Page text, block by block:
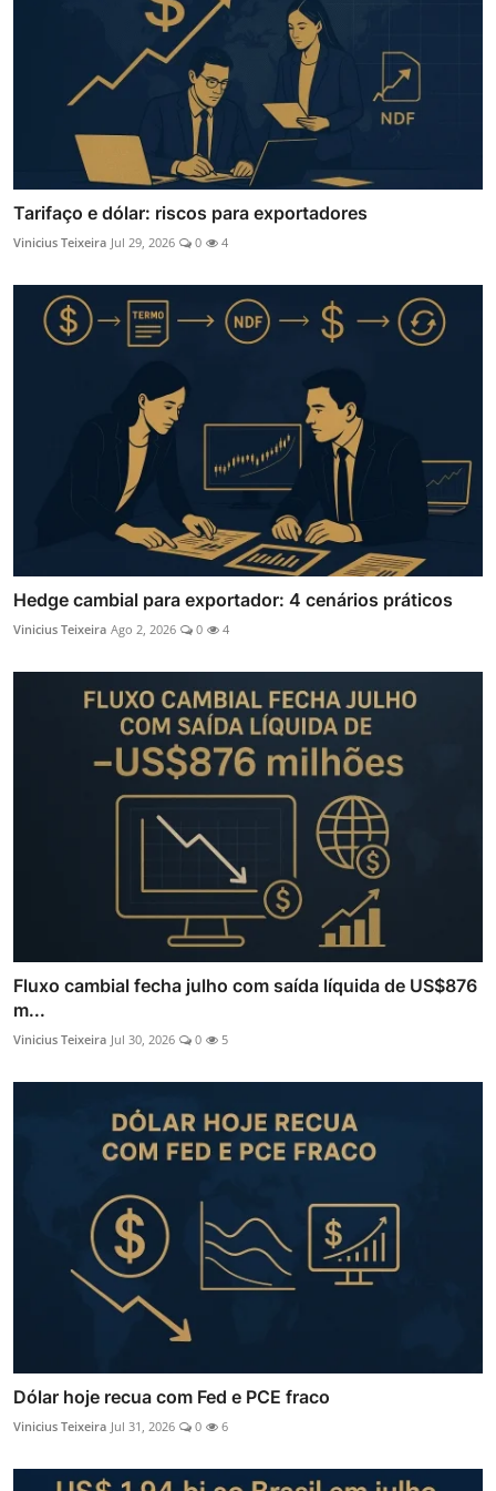
Tarifaço e dólar: riscos para exportadores
Vinicius Teixeira Jul 29, 2026 0 4
Hedge cambial para exportador: 4 cenários práticos
Vinicius Teixeira Ago 2, 2026 0 4
Fluxo cambial fecha julho com saída líquida de US$876
m...
Vinicius Teixeira Jul 30, 2026 0 5
Dólar hoje recua com Fed e PCE fraco
Vinicius Teixeira Jul 31, 2026 0 6